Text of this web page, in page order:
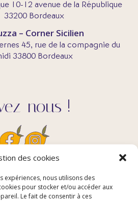
des cookies
expériences, nous utilisons des
pour stocker et/ou accéder aux
Le fait de consentir à ces
10-12 avenue de la République
33200 Bordeaux
– Corner Sicilien
45, rue de la compagnie du
33800 Bordeaux
nous !